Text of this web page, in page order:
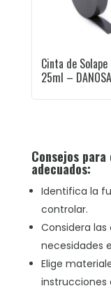
Cinta de Solape
25ml – DANOSA
Consejos
adecuados:
Identifica la
controlar.
Considera
necesidades
Elige
instrucciones